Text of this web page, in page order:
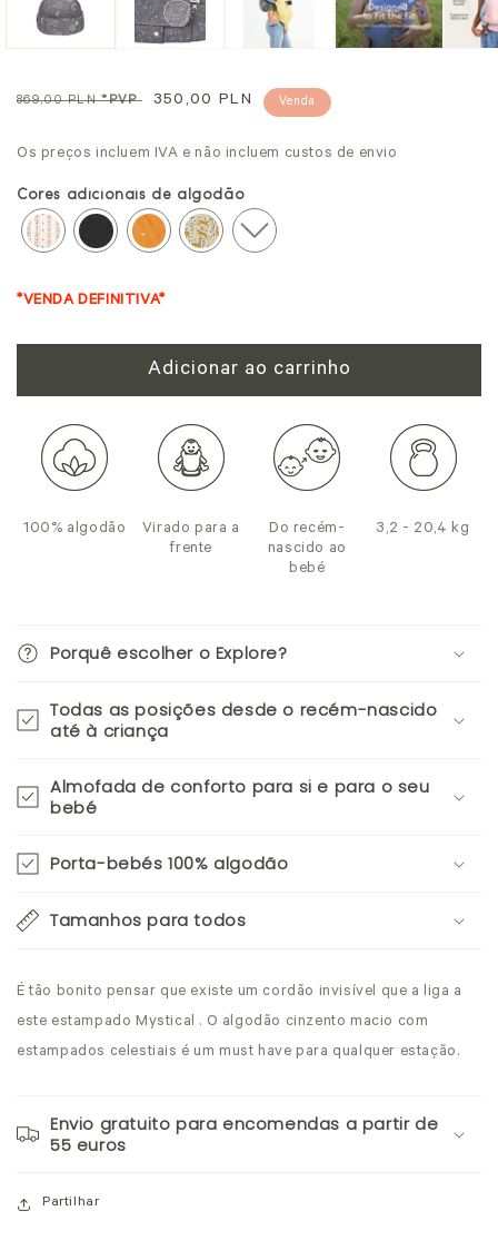
Preço
869,00 PLN*PVP
Preço
350,00 PLN Venda
Os preços incluem IVA e não incluem custos de envio
Cores adicionais de algodão
*VENDA DEFINITIVA*
Adicionar ao carrinho
100% algodão
Virado para a
frente
Do recém-
nascido ao
bebé
3,2 - 20,4 kg
Porquê escolher o Explore?
Todas as posições desde o recém-nascido
até à criança
Almofada de conforto para si e para o seu
bebé
Porta-bebés 100% algodão
Tamanhos para todos
É tão bonito pensar que existe um cordão invisível que a liga a
este estampado Mystical . O algodão cinzento macio com
estampados celestiais é um must have para qualquer estação.
Envio gratuito para encomendas a partir de
55 euros
Partilhar